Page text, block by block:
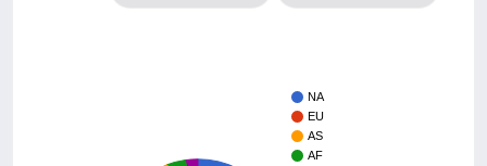
NA
EU
AS
AF